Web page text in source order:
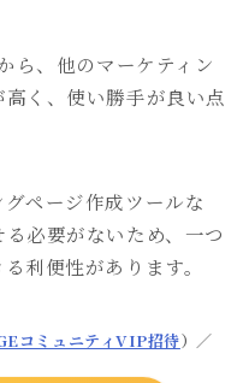
ら、他のマーケティン
く、使い勝手が良い点
ページ作成ツールな
必要がないため、一つ
利便性があります。
コミュニティVIP招待）／